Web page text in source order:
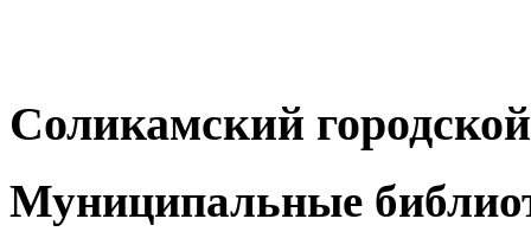
Соликамский
Муниципальные